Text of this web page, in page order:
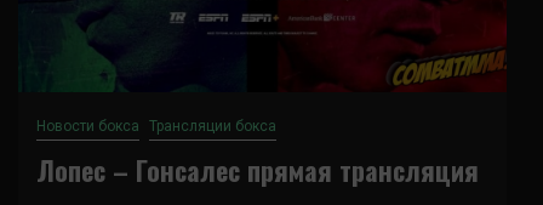
Новости бокса Трансляции бокса
Лопес – Гонсалес прямая трансляция